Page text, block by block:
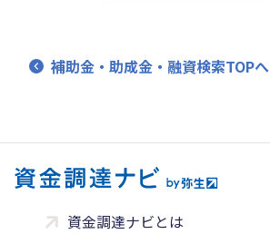
補助金・助成金・融資検索TOPへ
資金調達ナビとは